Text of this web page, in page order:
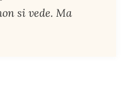
si vede. Ma